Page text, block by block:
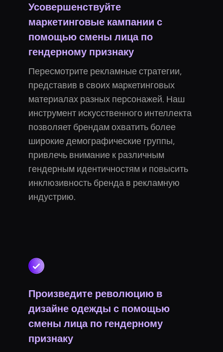
Усовершенствуйте
маркетинговые кампании с
помощью смены лица по
гендерному признаку
Пересмотрите рекламные стратегии,
представив в своих маркетинговых
материалах разных персонажей. Наш
инструмент искусственного интеллекта
позволяет брендам охватить более
широкие демографические группы,
привлечь внимание к различным
гендерным идентичностям и повысить
инклюзивность бренда в рекламную
индустрию.
Произведите революцию в
дизайне одежды с помощью
смены лица по гендерному
признаку